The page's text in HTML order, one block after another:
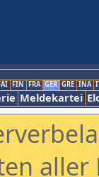
FIN FRA GER GRE INA
Meldekartei
aller